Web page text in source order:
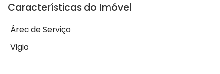
Características do Imóvel
Área de Serviço
Vigia